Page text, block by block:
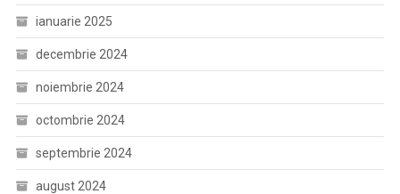
ianuarie 2025
decembrie 2024
noiembrie 2024
octombrie 2024
septembrie 2024
august 2024